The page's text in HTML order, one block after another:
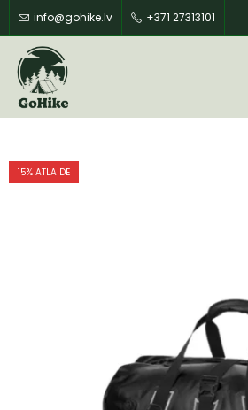
info@gohike.lv +371 27313101
15% ATLAIDE